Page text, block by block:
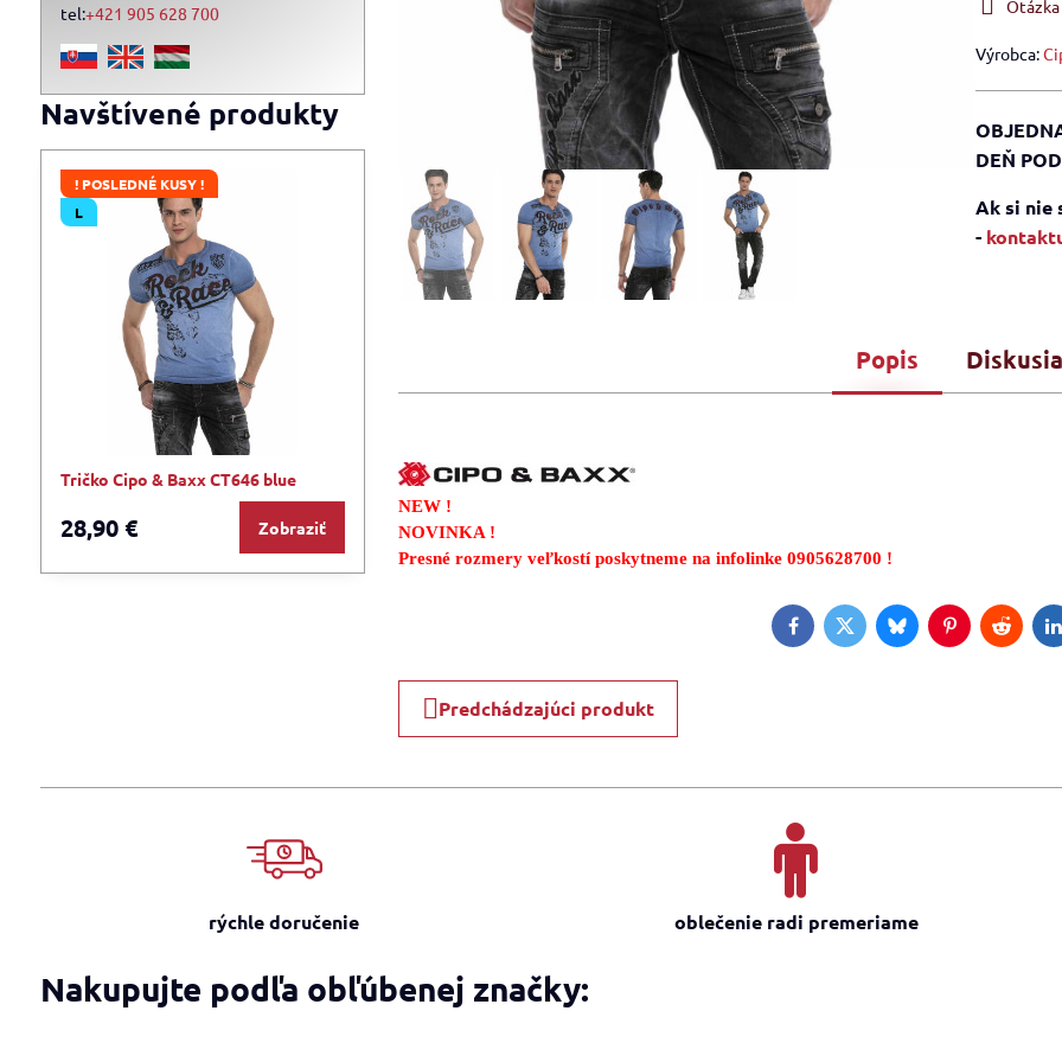
Výrobca:
DEŇ
Ak si nie
-
Popis Diskusia
NEW !
NOVINKA !
Presné rozmery veľkostí poskytneme na infolinke 0905628700 !
FacebookTwitterBlueskyPinterestReddit
Predchádzajúci produkt
tel:+421 905 628 700
Navštívené produkty
! POSLEDNÉ KUSY !
L
Tričko Cipo & Baxx CT646 blue
28,90 € Zobraziť
rýchle doručenie oblečenie radi premeriame
Nakupujte podľa obľúbenej značky: